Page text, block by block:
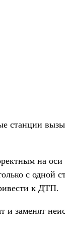
станции
на
с одной
к ДТП.
заменят